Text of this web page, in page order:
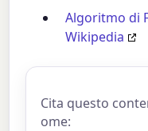
Algoritmo di
Wikipedia
Cita questo
ome: